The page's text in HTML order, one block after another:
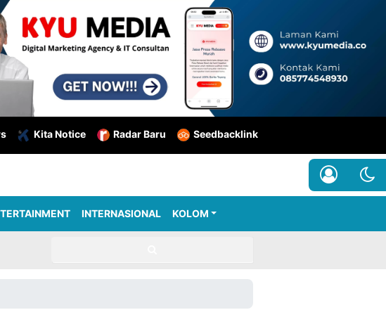
Kita Notice Radar Baru Seedbacklink
INTERNASIONAL KOLOM